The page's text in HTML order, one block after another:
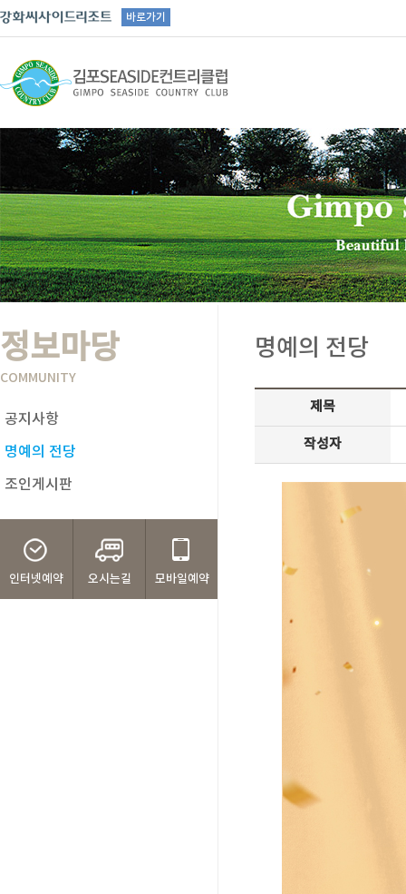
바로가기
정보마당
COMMUNITY
공지사항
명예의 전당
조인게시판
인터넷예약 오시는길 모바일예약
명예의 전당
제목
작성자